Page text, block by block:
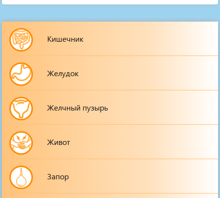
Кишечник
Желудок
Желчный пузырь
Живот
Запор